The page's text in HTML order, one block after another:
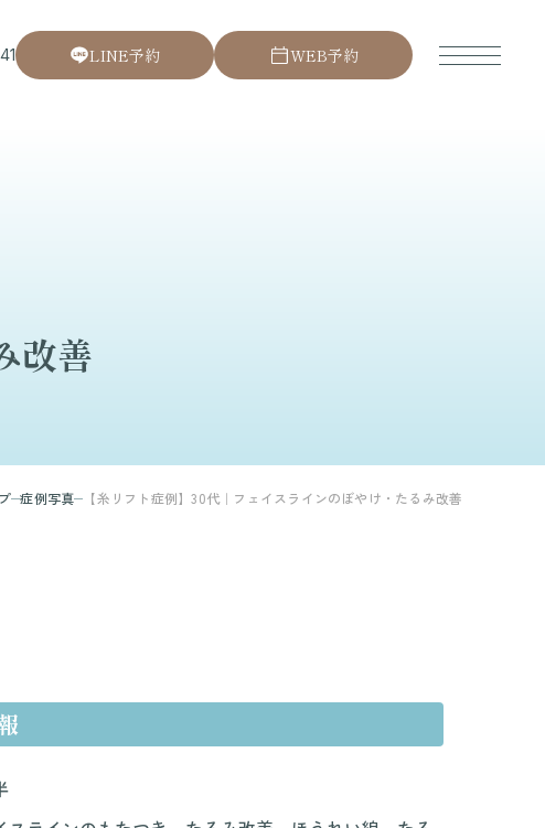
LINE予約 WEB予約
改善
症例写真 【糸リフト症例】30代｜フェイスラインのぼやけ・たるみ改善